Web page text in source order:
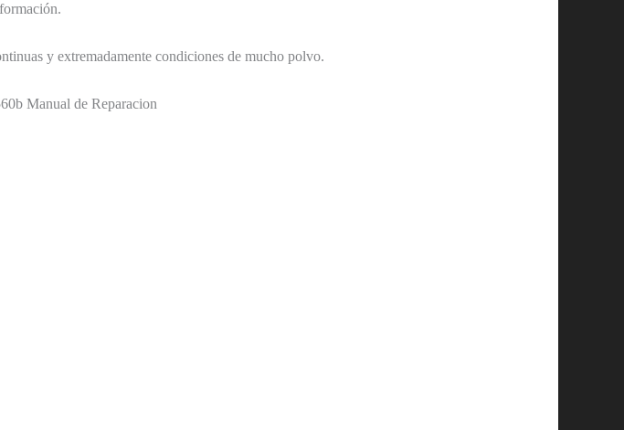
y extremadamente condiciones de mucho polvo.
Manual de Reparacion